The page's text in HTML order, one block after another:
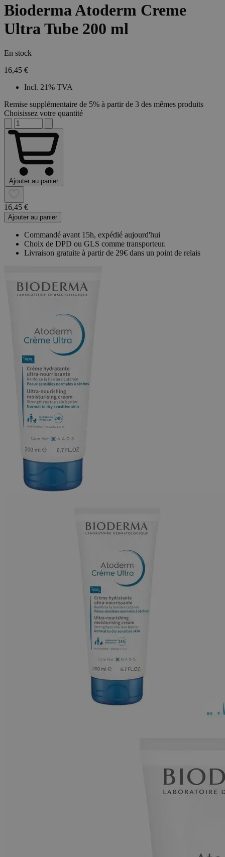
Bioderma Atoderm Creme
Ultra Tube 200 ml
En stock
16,45 €
Incl. 21% TVA
Remise supplémentaire de 5% à partir de 3 des mêmes produits
Choisissez votre quantité
Ajouter au panier
16,45 €
Ajouter au panier
Commandé avant 15h, expédié aujourd'hui
Choix de DPD ou GLS comme transporteur.
Livraison gratuite à partir de 29€ dans un point de relais